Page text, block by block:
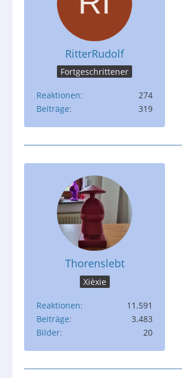
RitterRudolf
Fortgeschrittener
Reaktionen
274
Beiträge
319
Thorenslebt
Xièxie
Reaktionen
11.591
Beiträge
3.483
Bilder
20